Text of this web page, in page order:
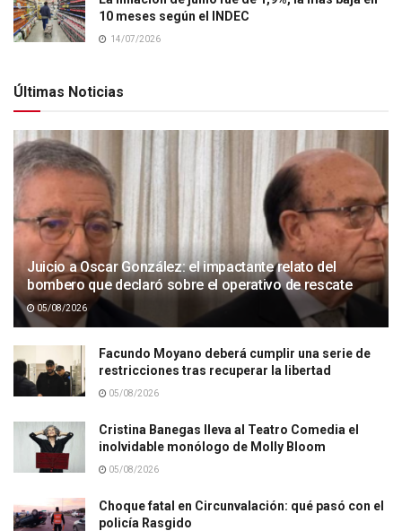
10 meses según el INDEC
14/07/2026
Últimas Noticias
Juicio a Oscar González: el impactante relato del
bombero que declaró sobre el operativo de rescate
05/08/2026
Facundo Moyano deberá cumplir una serie de
restricciones tras recuperar la libertad
05/08/2026
Cristina Banegas lleva al Teatro Comedia el
inolvidable monólogo de Molly Bloom
05/08/2026
Choque fatal en Circunvalación: qué pasó con el
policía Rasgido